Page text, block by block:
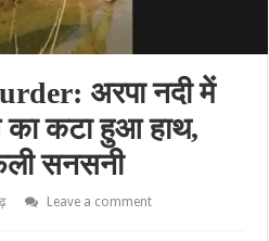
अरपा नदी में
का कटा हुआ हाथ,
सनसनी
Leave a comment